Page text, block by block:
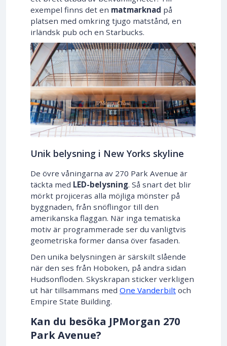
exempel finns det en matmarknad på
platsen med omkring tjugo matstånd, en
irländsk pub och en Starbucks.
Unik belysning i New Yorks skyline
De övre våningarna av 270 Park Avenue är
täckta med LED-belysning. Så snart det blir
mörkt projiceras alla möjliga mönster på
byggnaden, från snöflingor till den
amerikanska flaggan. När inga tematiska
motiv är programmerade ser du vanligtvis
geometriska former dansa över fasaden.
Den unika belysningen är särskilt slående
när den ses från Hoboken, på andra sidan
Hudsonfloden. Skyskrapan sticker verkligen
ut här tillsammans med One Vanderbilt och
Empire State Building.
Kan du besöka JPMorgan 270
Park Avenue?